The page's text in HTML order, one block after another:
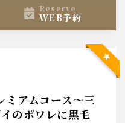
reserve
WEB予約
ミアムコース～三
のポワレに黒毛